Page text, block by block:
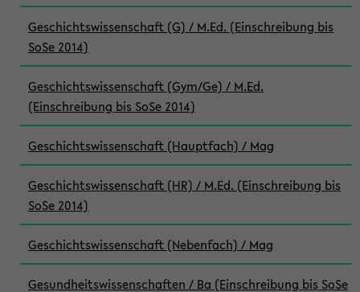
Geschichtswissenschaft (G) / M.Ed. (Einschreibung bis
SoSe 2014)
Geschichtswissenschaft (Gym/Ge) / M.Ed.
(Einschreibung bis SoSe 2014)
Geschichtswissenschaft (Hauptfach) / Mag
Geschichtswissenschaft (HR) / M.Ed. (Einschreibung bis
SoSe 2014)
Geschichtswissenschaft (Nebenfach) / Mag
Gesundheitswissenschaften / Ba (Einschreibung bis SoSe